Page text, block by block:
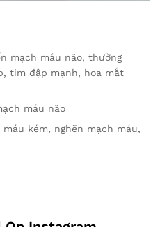
mạch máu não, thường
tim đập mạnh, hoa mắt
máu não
kém, nghẽn mạch máu,